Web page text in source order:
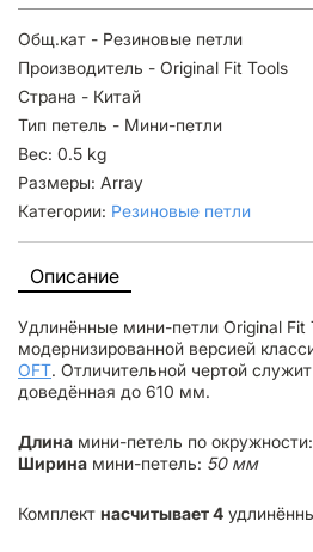
Описание
Удлинённые мини-петли Original Fit
модернизированной версией
OFT. Отличительной чертой
доведённая до 610 мм.
Длина мини-петель по
Ширина мини-петель: 50 мм
Комплект насчитывает 4
Общ.кат - Резиновые петли
Производитель - Original Fit Tools
Страна - Китай
Тип петель - Мини-петли
Вес: 0.5 kg
Размеры: Array
Категории: Резиновые петли